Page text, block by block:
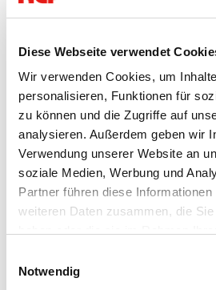
Diese Webseite verwendet
Wir verwenden Cookies, um
personalisieren, Funktionen für
zu können und die Zugriffe auf
analysieren. Außerdem geben wir
Verwendung unserer Website an
soziale Medien, Werbung und
Partner führen diese
weiteren Daten zusammen, die
unsererDatenschutzerklärung
Notwendig
01.09.2022
Cybercrime IT Security
Autor: VPN Haus